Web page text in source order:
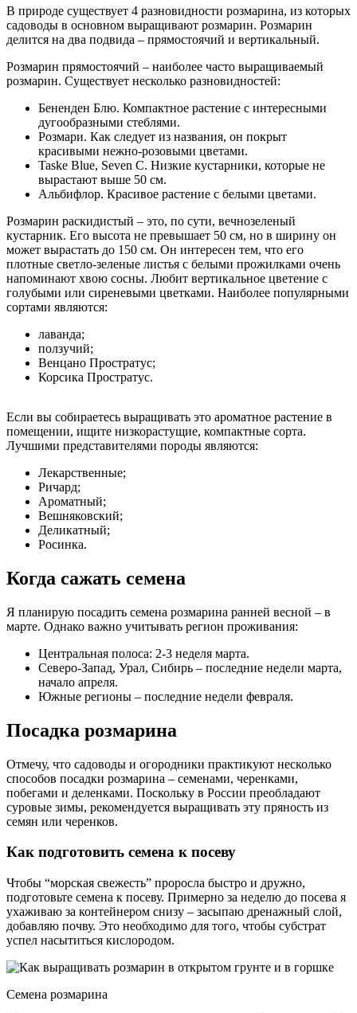
В природе существует 4 разновидности розмарина, из которых
садоводы в основном выращивают розмарин. Розмарин
делится на два подвида – прямостоячий и вертикальный.
Розмарин прямостоячий – наиболее часто выращиваемый
розмарин. Существует несколько разновидностей:
Бененден Блю. Компактное растение с интересными
дугообразными стеблями.
Розмари. Как следует из названия, он покрыт
красивыми нежно-розовыми цветами.
Taske Blue, Seven C. Низкие кустарники, которые не
вырастают выше 50 см.
Альбифлор. Красивое растение с белыми цветами.
Розмарин раскидистый – это, по сути, вечнозеленый
кустарник. Его высота не превышает 50 см, но в ширину он
может вырастать до 150 см. Он интересен тем, что его
плотные светло-зеленые листья с белыми прожилками очень
напоминают хвою сосны. Любит вертикальное цветение с
голубыми или сиреневыми цветками. Наиболее популярными
сортами являются:
лаванда;
ползучий;
Венцано Простратус;
Корсика Простратус.
Если вы собираетесь выращивать это ароматное растение в
помещении, ищите низкорастущие, компактные сорта.
Лучшими представителями породы являются:
Лекарственные;
Ричард;
Ароматный;
Вешняковский;
Деликатный;
Росинка.
Когда сажать семена
Я планирую посадить семена розмарина ранней весной – в
марте. Однако важно учитывать регион проживания:
Центральная полоса: 2-3 неделя марта.
Северо-Запад, Урал, Сибирь – последние недели марта,
начало апреля.
Южные регионы – последние недели февраля.
Посадка розмарина
Отмечу, что садоводы и огородники практикуют несколько
способов посадки розмарина – семенами, черенками,
побегами и деленками. Поскольку в России преобладают
суровые зимы, рекомендуется выращивать эту пряность из
семян или черенков.
Как подготовить семена к посеву
Чтобы “морская свежесть” проросла быстро и дружно,
подготовьте семена к посеву. Примерно за неделю до посева я
ухаживаю за контейнером снизу – засыпаю дренажный слой,
добавляю почву. Это необходимо для того, чтобы субстрат
успел насытиться кислородом.
Семена розмарина